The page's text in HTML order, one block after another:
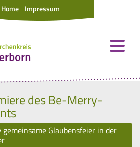
Home Impressum
des Be-Merry-
Glaubensfeier in der